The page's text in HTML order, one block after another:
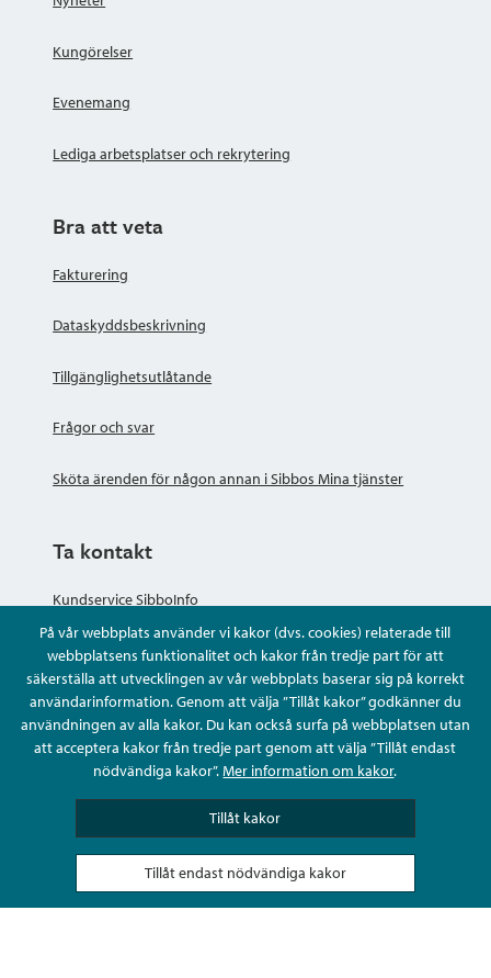
På vår webbplats använder vi kakor (dvs. cookies) relaterade till
webbplatsens funktionalitet och kakor från tredje part för att
säkerställa att utvecklingen av vår webbplats baserar sig på korrekt
användarinformation. Genom att välja ”Tillåt kakor” godkänner du
användningen av alla kakor. Du kan också surfa på webbplatsen utan
att acceptera kakor från tredje part genom att välja ”Tillåt endast
nödvändiga kakor”.Mer information om kakor.
Tillåt kakor
Tillåt endast nödvändiga kakor
Kungörelser
Evenemang
Lediga arbetsplatser och rekrytering
Bra att veta
Fakturering
Dataskyddsbeskrivning
Tillgänglighetsutlåtande
Frågor och svar
Sköta ärenden för någon annan i Sibbos Mina tjänster
Ta kontakt
Kundservice SibboInfo
Ge anonym respons
Ställ en fråga eller sköta ditt ärende
Kontaktuppgifter